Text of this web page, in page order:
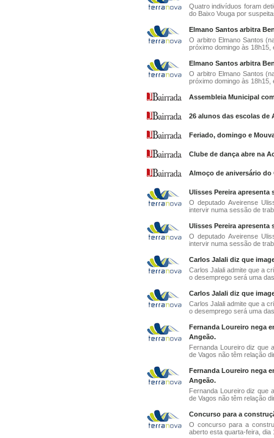
Quatro indivíduos foram
do Baixo Vouga por
Elmano Santos arbitra
O arbitro Elmano Santos
próximo domingo às 18h15,
Elmano Santos arbitra
O arbitro Elmano Santos
próximo domingo às 18h15,
Assembleia Municipal
26 alunos das escolas de
Feriado, domingo e
Clube de dança abre na
Almoço de aniversário do
Ulisses Pereira apresenta
O deputado Aveirense
intervir numa sessão de
Ulisses Pereira apresenta
O deputado Aveirense
intervir numa sessão de
Carlos Jalali diz que
Carlos Jalali admite que a
o desemprego será uma
Carlos Jalali diz que
Carlos Jalali admite que a
o desemprego será uma
Fernanda Loureiro nega
Angeão.
Fernanda Loureiro diz que
de Vagos não têm relação
Fernanda Loureiro nega
Angeão.
Fernanda Loureiro diz que
de Vagos não têm relação
Concurso para a
O concurso para a
aberto esta quarta-feira, dia